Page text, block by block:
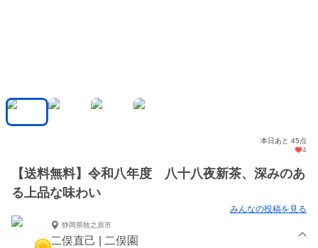
本日あと 45点
4
【送料無料】令和八年度 八十八夜新茶、深みのあ
る上品な味わい
みんなの投稿を見る
静岡県牧之原市
二俣直己 | 二俣園